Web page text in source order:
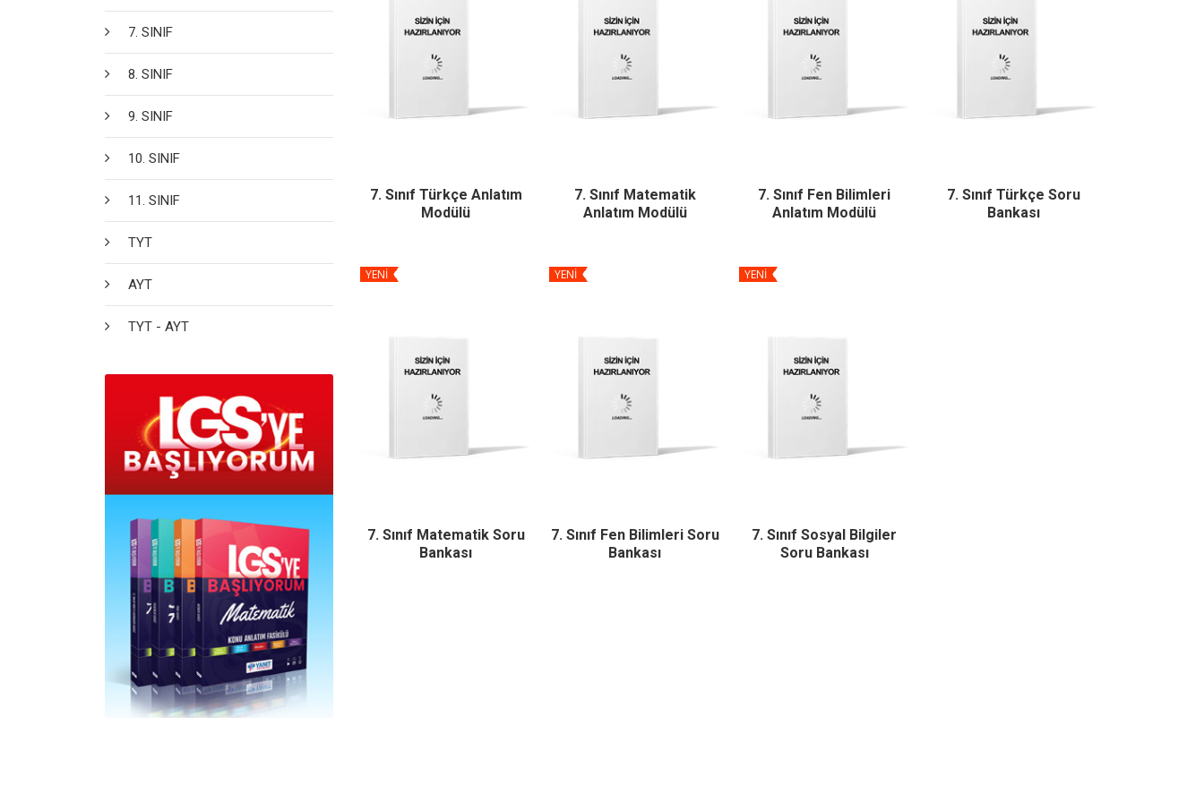
7. SINIF
8. SINIF
9. SINIF
10. SINIF
11. SINIF
TYT
AYT
TYT - AYT
7. Sınıf Türkçe Anlatım
Modülü
7. Sınıf Matematik
Anlatım Modülü
7. Sınıf Fen Bilimleri
Anlatım Modülü
7. Sınıf Türkçe Soru
Bankası
YENİ
7. Sınıf Matematik Soru
Bankası
YENİ
7. Sınıf Fen Bilimleri Soru
Bankası
YENİ
7. Sınıf Sosyal Bilgiler
Soru Bankası